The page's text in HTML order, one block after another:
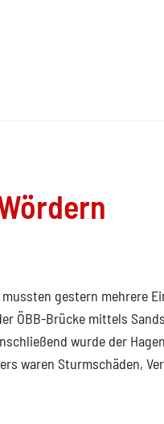
gestern mehrere
ÖBB-Brücke mittels
wurde der
waren Sturmschäden,